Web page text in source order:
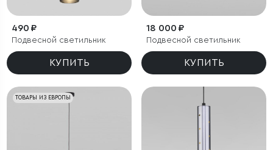
490 ₽
Подвесной светильник
КУПИТЬ
18 000 ₽
Подвесной светильник
КУПИТЬ
ТОВАРЫ ИЗ ЕВРОПЫ